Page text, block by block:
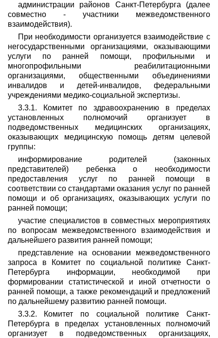
администрации районов Санкт-Петербурга (далее
совместно - участники межведомственного
взаимодействия).
При необходимости организуется взаимодействие с
негосударственными организациями, оказывающими
услуги по ранней помощи, профильными и
многопрофильными реабилитационными
организациями, общественными объединениями
инвалидов и детей-инвалидов, федеральными
учреждениями медико-социальной экспертизы.
3.3.1. Комитет по здравоохранению в пределах
установленных полномочий организует в
подведомственных медицинских организациях,
оказывающих медицинскую помощь детям целевой
группы:
информирование родителей (законных
представителей) ребенка о необходимости
предоставления услуг по ранней помощи в
соответствии со стандартами оказания услуг по ранней
помощи и об организациях, оказывающих услуги по
ранней помощи;
участие специалистов в совместных мероприятиях
по вопросам межведомственного взаимодействия и
дальнейшего развития ранней помощи;
представление на основании межведомственного
запроса в Комитет по социальной политике Санкт-
Петербурга информации, необходимой при
формировании статистической и иной отчетности о
ранней помощи, а также рекомендаций и предложений
по дальнейшему развитию ранней помощи.
3.3.2. Комитет по социальной политике Санкт-
Петербурга в пределах установленных полномочий
организует в подведомственных организациях,